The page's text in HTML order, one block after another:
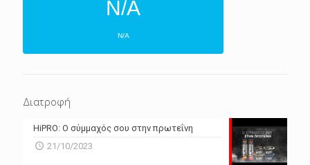
N/A
N/A
N/A
Διατροφή
HiPRO: Ο σύμμαχός σου στην πρωτεΐνη
21/10/2023